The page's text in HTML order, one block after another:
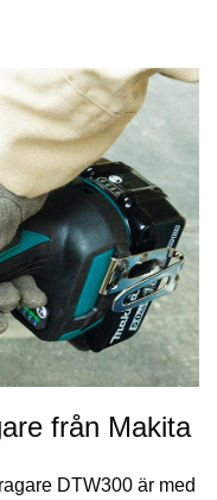
från Makita
DTW300 är med